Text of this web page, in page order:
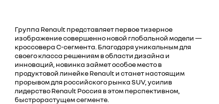
Группа Renault представляет первое тизерное
изображение совершенно новой глобальной модели —
кроссовера C-сегмента. Благодаря уникальным для
своего класса решениям в области дизайна и
инноваций, новинка займет особое место в
продуктовой линейке Renault и станет настоящим
прорывом для российского рынка SUV, усилив
лидерство Renault Россия в этом перспективном,
быстрорастущем сегменте.